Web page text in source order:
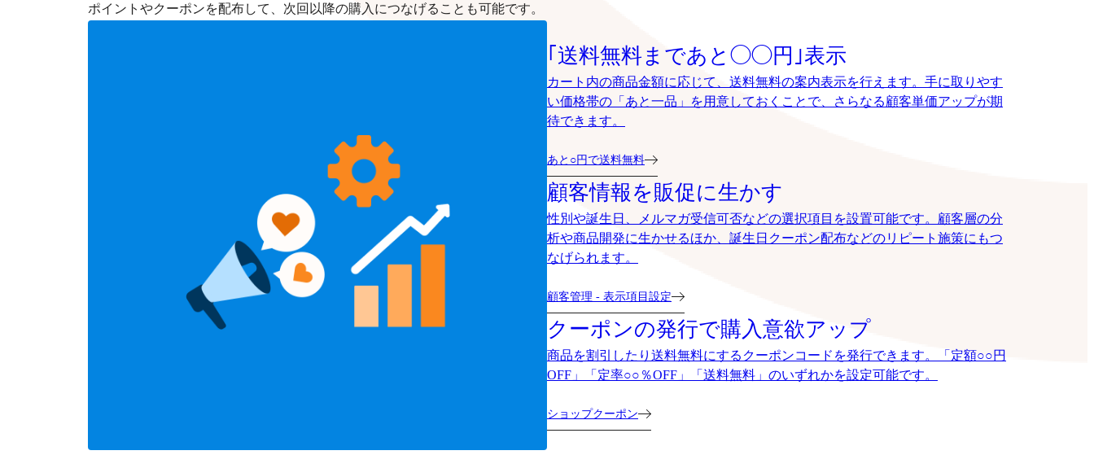
ポイントやクーポンを配布して、次回以降の購入につなげることも可能です。
｢送料無料まであと◯◯円｣表示
カート内の商品金額に応じて、送料無料の案内表示を行えます。手に取りやす
い価格帯の「あと一品」を用意しておくことで、さらなる顧客単価アップが期
待できます。
あと○円で送料無料
顧客情報を販促に生かす
性別や誕生日、メルマガ受信可否などの選択項目を設置可能です。顧客層の分
析や商品開発に生かせるほか、誕生日クーポン配布などのリピート施策にもつ
なげられます。
顧客管理 - 表示項目設定
クーポンの発行で購入意欲アップ
商品を割引したり送料無料にするクーポンコードを発行できます。「定額○○円
OFF」「定率○○％OFF」「送料無料」のいずれかを設定可能です。
ショップクーポン